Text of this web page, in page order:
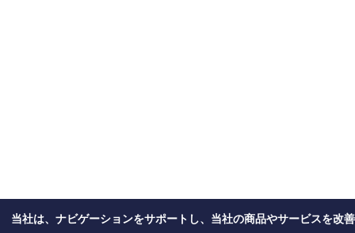
当社は、ナビゲーションをサポートし、当社の商品やサービスを改